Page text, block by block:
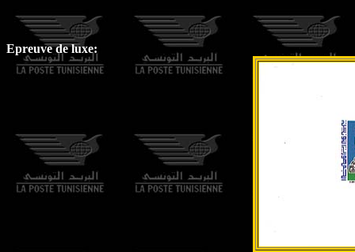
Epreuve de luxe: